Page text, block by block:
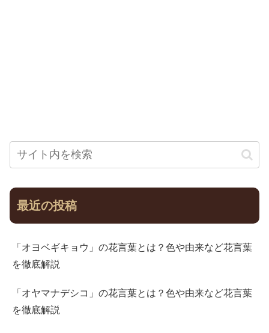
最近の投稿
「オヨベギキョウ」の花言葉とは？色や由来など花言葉
を徹底解説
「オヤマナデシコ」の花言葉とは？色や由来など花言葉
を徹底解説